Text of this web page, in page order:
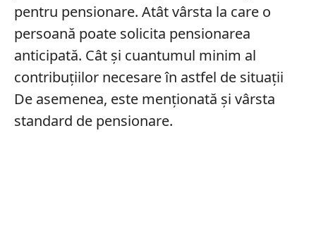
pentru pensionare. Atât vârsta la care o
persoană poate solicita pensionarea
anticipată. Cât și cuantumul minim al
contribuțiilor necesare în astfel de situații
De asemenea, este menționată și vârsta
standard de pensionare.